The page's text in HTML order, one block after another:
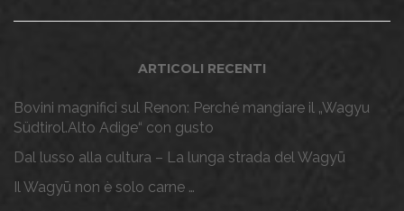
ARTICOLI RECENTI
Bovini magnifici sul Renon: Perché mangiare il „Wagyu
Südtirol.Alto Adige“ con gusto
Dal lusso alla cultura – La lunga strada del Wagyū
Il Wagyū non è solo carne …